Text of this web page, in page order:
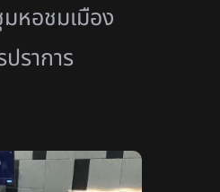
หอชมเมือง
ราการ